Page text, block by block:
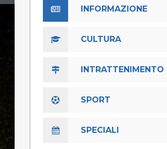
INFORMAZIONE
CULTURA
INTRATTENIMENTO
SPORT
SPECIALI